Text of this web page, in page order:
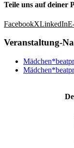
Teile uns auf deiner
FacebookXLinkedIn
Veranstaltung-